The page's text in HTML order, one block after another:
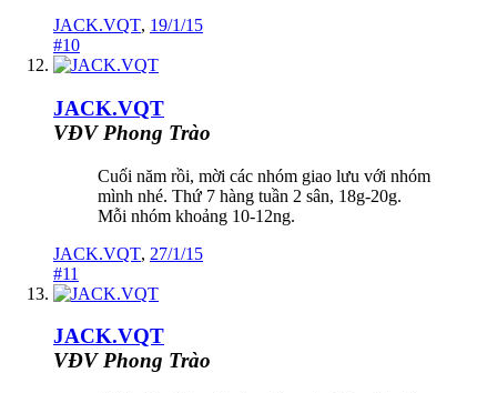
JACK.VQT, 19/1/15
#10
JACK.VQT
VĐV Phong Trào
Cuối năm rồi, mời các nhóm giao lưu với nhóm
mình nhé. Thứ 7 hàng tuần 2 sân, 18g-20g.
Mỗi nhóm khoảng 10-12ng.
JACK.VQT, 27/1/15
#11
JACK.VQT
VĐV Phong Trào